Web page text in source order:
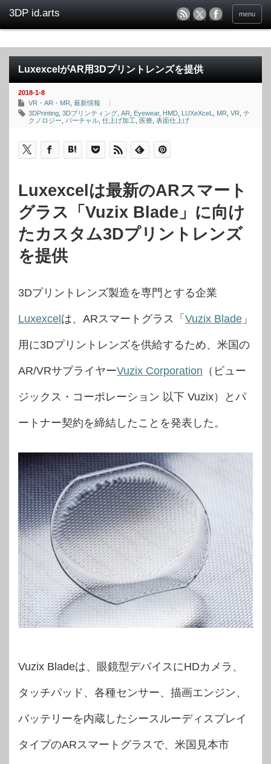
menu
LuxexcelがAR用3Dプリントレンズを提供
2018-1-8
VR・AR・MR 最新情報
3DPrinting 3Dプリンティング AR Eyewear, HMD LUXeXceL MR VR テ
クノロジー
バーチャル 仕上げ加工 医療 表面仕上げ
Luxexcelは最新のARスマート
グラス「Vuzix Blade」に向け
たカスタム3Dプリントレンズ
を提供
3Dプリントレンズ製造を専門とする企業
Luxexcel は、ARスマートグラス「 Vuzix Blade 」
用に3Dプリントレンズを供給するため、米国の
AR/VRサプライヤーVuzix Corporation （ビュー
ジックス・コーポレーション 以下 Vuzix）とパ
ートナー契約を締結したことを発表した。
Vuzix Bladeは、眼鏡型デバイスにHDカメラ、
タッチパッド、各種センサー、描画エンジン、
バッテリーを内蔵したシースルーディスプレイ
タイプのARスマートグラスで、米国見本市